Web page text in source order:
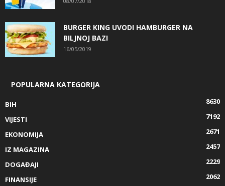
BURGER KING UVODI HAMBURGER NA
BILJNOJ BAZI
16/05/2019
POPULARNA KATEGORIJA
BIH
8630
VIJESTI
7192
EKONOMIJA
2671
IZ MAGAZINA
2457
DOGAĐAJI
2229
FINANSIJE
2062